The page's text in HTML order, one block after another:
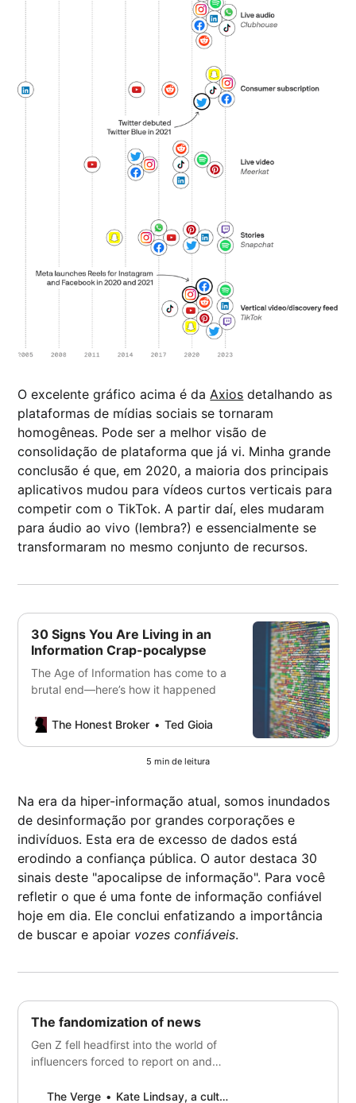
O excelente gráfico acima é daAxios detalhando as
plataformas de mídias sociais se tornaram
homogêneas. Pode ser a melhor visão de
consolidação de plataforma que já vi. Minha grande
conclusão é que, em 2020, a maioria dos principais
aplicativos mudou para vídeos curtos verticais para
competir com o TikTok. A partir daí, eles mudaram
para áudio ao vivo (lembra?) e essencialmente se
transformaram no mesmo conjunto de recursos.
30 Signs You Are Living in an
Information Crap-pocalypse
The Age of Information has come to a
brutal end—here’s how it happened
The Honest Broker Ted Gioia
5 min de leitura
Na era da hiper-informação atual, somos inundados
de desinformação por grandes corporações e
indivíduos. Esta era de excesso de dados está
erodindo a confiança pública. O autor destaca 30
sinais deste "apocalipse de informação". Para você
refletir o que é uma fonte de informação confiável
hoje em dia. Ele conclui enfatizando a importância
de buscar e apoiar vozes confiáveis.
The fandomization of news
Gen Z fell headfirst into the world of
influencers forced to report on and
The Verge
Kate Lindsay, a culture writer and co-founder of the newsletter Embedded.